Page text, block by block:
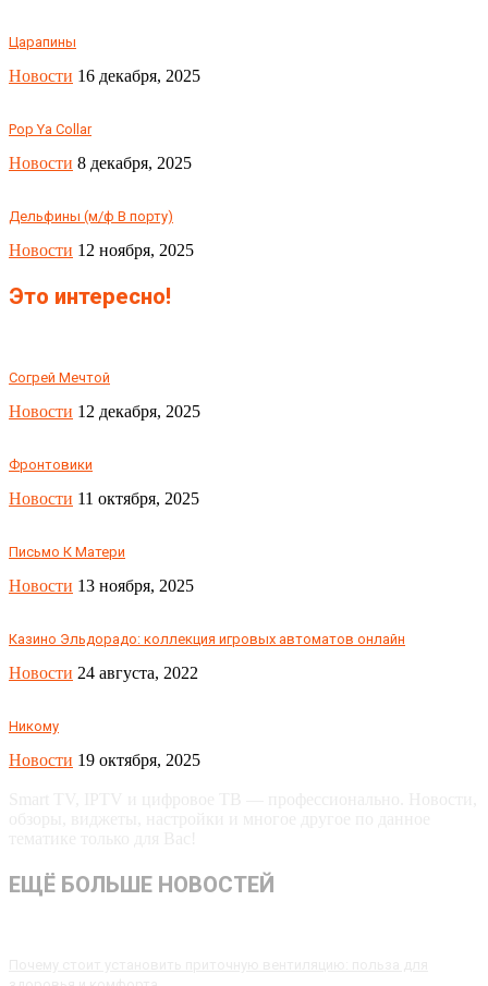
Царапины
Новости 16 декабря, 2025
Pop Ya Collar
Новости 8 декабря, 2025
Дельфины (м/ф В порту)
Новости 12 ноября, 2025
Это интересно!
Согрей Мечтой
Новости 12 декабря, 2025
Фронтовики
Новости 11 октября, 2025
Письмо К Матери
Новости 13 ноября, 2025
Казино Эльдорадо: коллекция игровых автоматов онлайн
Новости 24 августа, 2022
Никому
Новости 19 октября, 2025
ЕЩЁ БОЛЬШЕ НОВОСТЕЙ